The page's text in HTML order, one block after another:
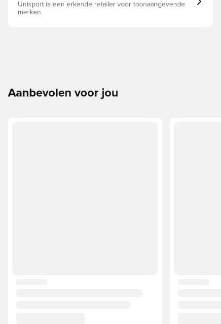
Unisport is een erkende retailer voor toonaangevende
merken
Aanbevolen voor jou